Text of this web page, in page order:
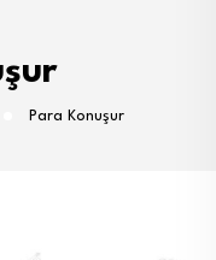
Para Konuşur